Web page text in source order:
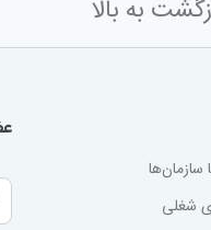
به بالا
سازمان‌ها
شغلی